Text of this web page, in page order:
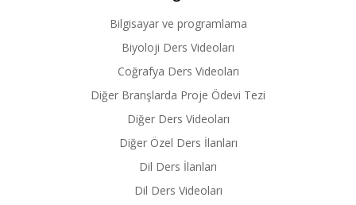
Bilgisayar ve programlama
Biyoloji Ders Videoları
Coğrafya Ders Videoları
Diğer Branşlarda Proje Ödevi Tezi
Diğer Ders Videoları
Diğer Özel Ders İlanları
Dil Ders İlanları
Dil Ders Videoları